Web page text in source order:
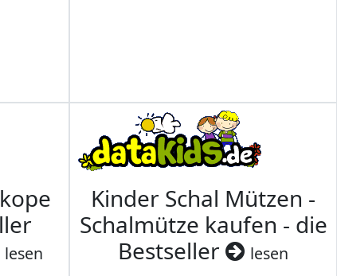
lesen
Kinder Schal Mützen -
Schalmütze kaufen - die
Bestseller
lesen